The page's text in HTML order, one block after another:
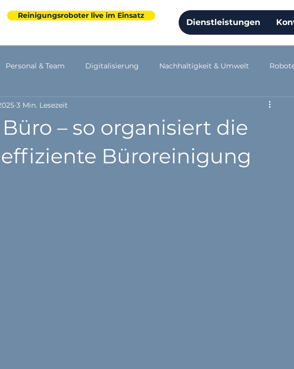
Reinigungsroboter live im Einsatz
Dienstleistungen
Personal & Team Digitalisierung Nachhaltigkeit & Umwelt
Arbeitsschutz
– so organisiert die
effiziente Büroreinigung
3 Min. Lesezeit